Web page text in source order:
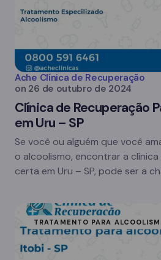
Ache Clínica de Recuperação
on 26 de outubro de 2024
Clínica de Recuperação
em Uru – SP
Se você ou alguém que você
o alcoolismo, encontrar a
certa em Uru – SP, pode ser a
TRATAMENTO PARA